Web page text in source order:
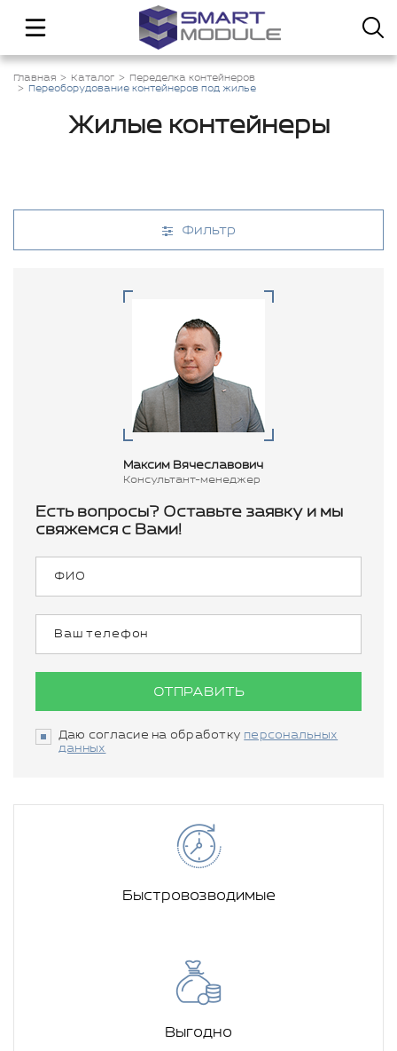
Главная Каталог
Переделка контейнеров
Переоборудование контейнеров под жилье
Жилые контейнеры
Фильтр
Максим Вячеславович
Консультант-менеджер
Есть вопросы? Оставьте заявку и мы
свяжемся с Вами!
ОТПРАВИТЬ
Даю согласие на обработку персональных
данных
Быстровозводимые
Выгодно